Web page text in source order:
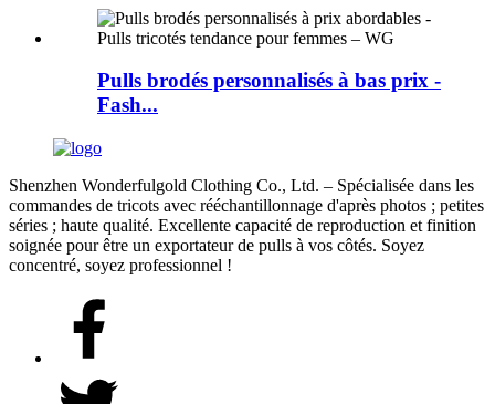
Pulls brodés personnalisés à bas prix -
Fash...
Shenzhen Wonderfulgold Clothing Co., Ltd. – Spécialisée dans les
commandes de tricots avec rééchantillonnage d'après photos ; petites
séries ; haute qualité. Excellente capacité de reproduction et finition
soignée pour être un exportateur de pulls à vos côtés. Soyez
concentré, soyez professionnel !